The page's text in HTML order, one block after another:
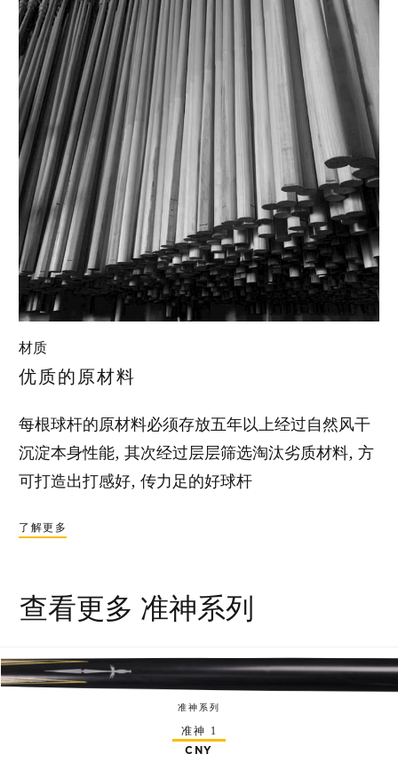
材质
优质的原材料
每根球杆的原材料必须存放五年以上经过自然风干
沉淀本身性能, 其次经过层层筛选淘汰劣质材料, 方
可打造出打感好, 传力足的好球杆
了解更多
查看更多 准神系列
准神系列
准神 1
CNY